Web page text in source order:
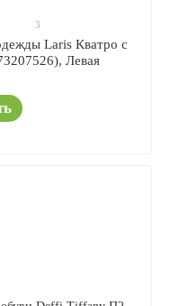
3
Laris Кватро с
Левая